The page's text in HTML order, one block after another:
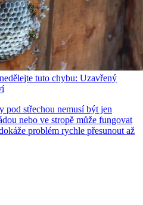
tuto chybu: Uzavřený
pod střechou nemusí být jen
nebo ve stropě může fungovat
problém rychle přesunout až